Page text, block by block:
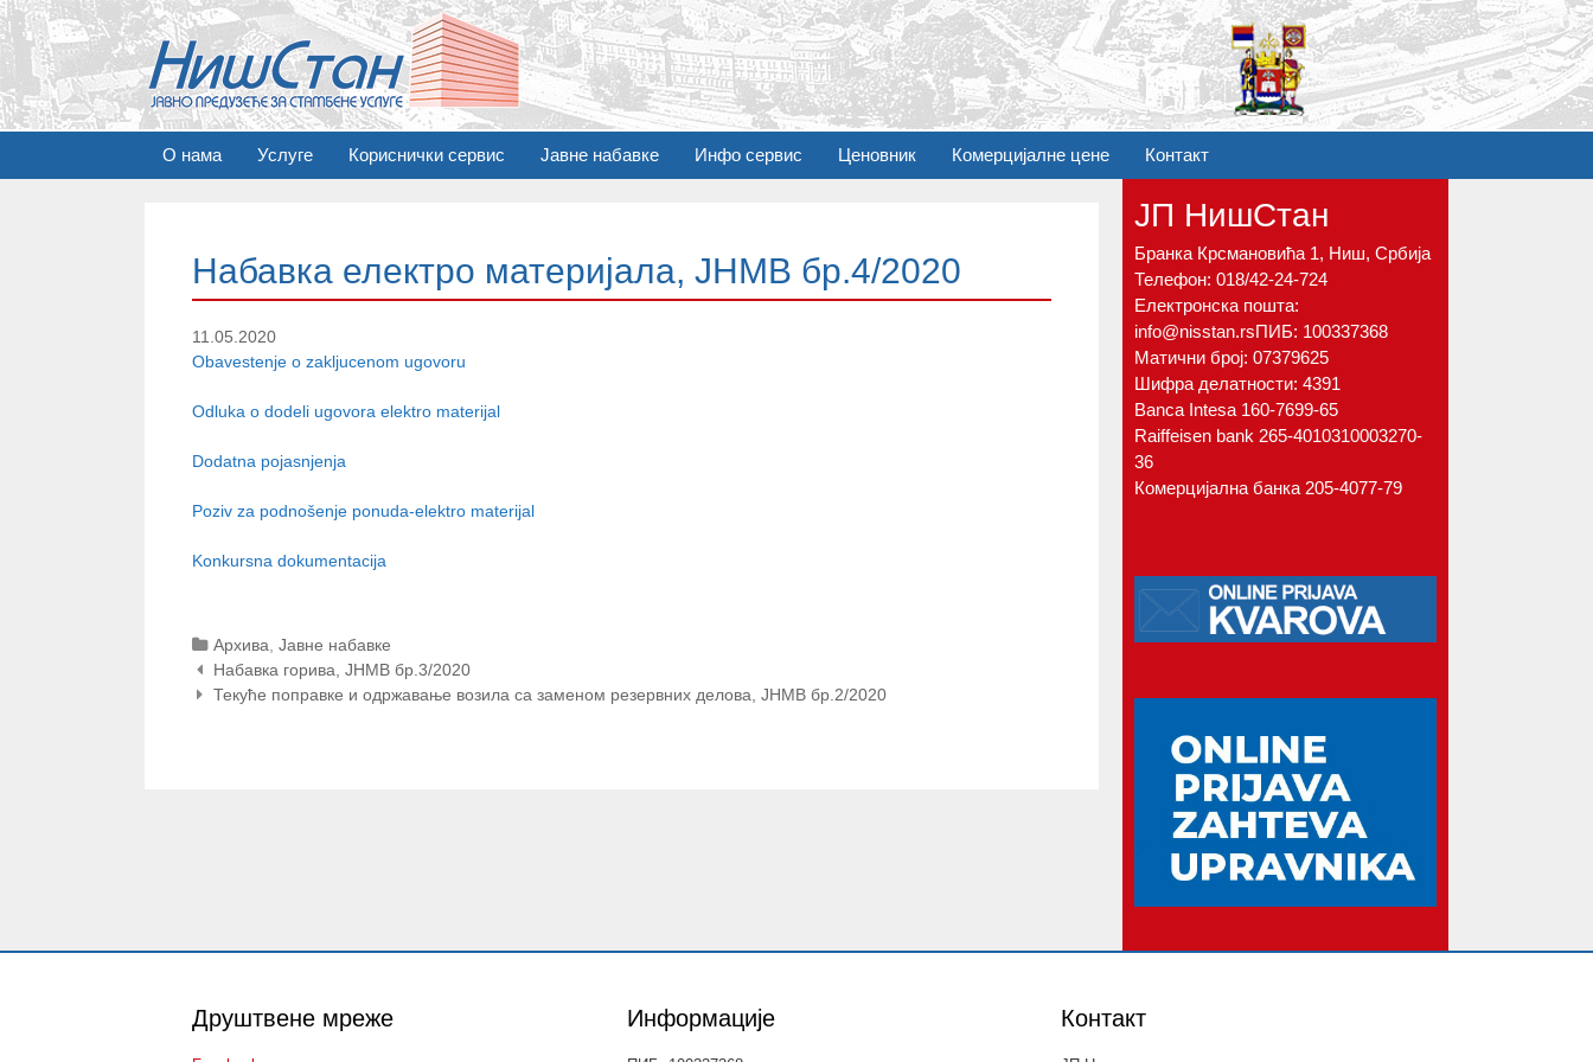
О нама Услуге Кориснички сервис Јавне набавке Инфо сервис Ценовник Комерцијалне цене Контакт
Набавка електро материјала, ЈНМВ бр.4/2020
11.05.2020
Obavestenje o zakljucenom ugovoru
Odluka o dodeli ugovora elektro materijal
Dodatna pojasnjenja
Poziv za podnošenje ponuda-elektro materijal
Konkursna dokumentacija
Categories
Архива Јавне набавке
Post
navigation
Набавка горива, ЈНМВ бр.3/2020
Текуће поправке и одржавање возила са заменом резервних делова, ЈНМВ бр.2/2020
ЈП НишСтан
Бранка Крсмановића 1, Ниш, Србија
Телефон: 018/42-24-724
Електронска пошта:
info@nisstan.rsПИБ: 100337368
Матични број: 07379625
Шифра делатности: 4391
Banca Intesa 160-7699-65
Raiffeisen bank 265-4010310003270-
36
Комерцијална банка 205-4077-79
Друштвене мреже Информације Контакт